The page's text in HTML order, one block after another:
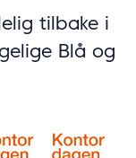
tilbake i
Blå og